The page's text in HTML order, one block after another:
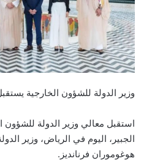
وزير الدولة للشؤون الخارجية
استقبل معالي وزير الدولة للشؤون
الجبير، اليوم في الرياض، وزير
هوغوموران فرنانديز.